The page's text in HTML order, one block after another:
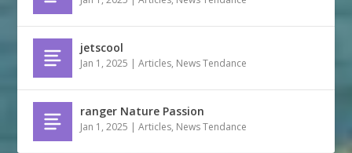
jetscool
Jan 1, 2025 |Articles, News Tendance
ranger Nature Passion
Jan 1, 2025 |Articles, News Tendance